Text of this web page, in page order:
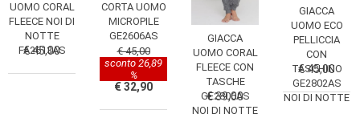
UOMO CORAL
FLEECE NOI DI
NOTTE
FA2613AS
€ 45,00
CORTA UOMO
MICROPILE
GE2606AS
€ 45,00
sconto 26,89
%
€ 32,90
GIACCA
UOMO CORAL
FLEECE CON
TASCHE
GE2806AS
NOI DI NOTTE
€ 39,00
GIACCA
UOMO ECO
PELLICCIA
CON
TASCHINO
GE2802AS
NOI DI NOTTE
€ 45,00